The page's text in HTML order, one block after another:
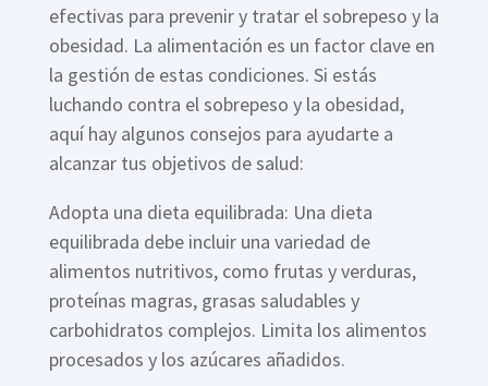
efectivas para prevenir y tratar el sobrepeso y la
obesidad. La alimentación es un factor clave en
la gestión de estas condiciones. Si estás
luchando contra el sobrepeso y la obesidad,
aquí hay algunos consejos para ayudarte a
alcanzar tus objetivos de salud:
Adopta una dieta equilibrada: Una dieta
equilibrada debe incluir una variedad de
alimentos nutritivos, como frutas y verduras,
proteínas magras, grasas saludables y
carbohidratos complejos. Limita los alimentos
procesados y los azúcares añadidos.